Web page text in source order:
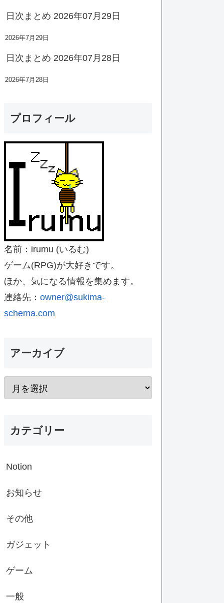
日次まとめ 2026年07月29日
2026年7月29日
日次まとめ 2026年07月28日
2026年7月28日
プロフィール
名前：irumu (いるむ)
ゲーム(RPG)が大好きです。
ほか、気になる情報を集めます。
連絡先： owner@sukima-
schema.com
アーカイブ
カテゴリー
Notion
お知らせ
その他
ガジェット
ゲーム
一般